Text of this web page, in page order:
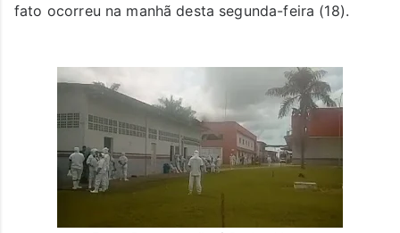
fato ocorreu na manhã desta segunda-feira (18).